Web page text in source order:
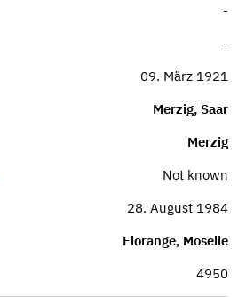
-
-
09. März 1921
Merzig, Saar
Merzig
Not known
28. August 1984
Florange, Moselle
4950